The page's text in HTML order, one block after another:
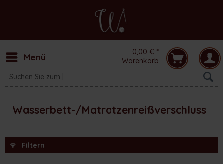
Menü
0,00 € *
Warenkorb
Wasserbett-/Matratzenreißverschluss
Filtern